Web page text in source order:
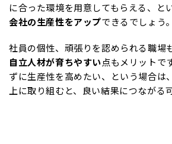
に合った環境を用意してもらえる、と
会社の生産性をアップできるでしょう。
社員の個性、頑張りを認められる職場
自立人材が育ちやすい点もメリットで
ずに生産性を高めたい、という場合は
上に取り組むと、良い結果につながる